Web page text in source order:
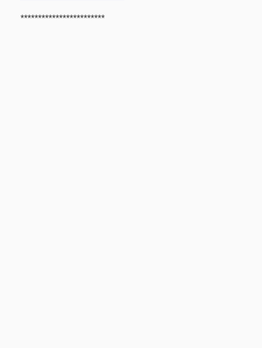
************************